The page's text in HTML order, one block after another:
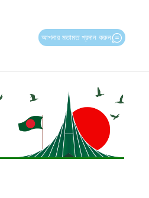
আপনার মতামত প্রদান করুন